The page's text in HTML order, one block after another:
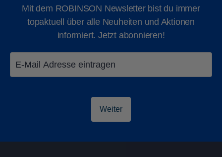
ROBY BABY
1-23 Monate 2-6 Jahre
Mit dem ROBINSON Newsletter bist du immer
topaktuell über alle Neuheiten und Aktionen
informiert. Jetzt abonnieren!
Weiter